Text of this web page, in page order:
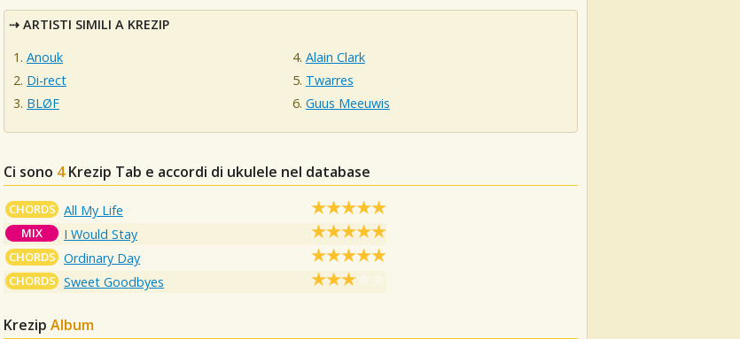
ARTISTI SIMILI A KREZIP
Anouk
Di-rect
BLØF
Alain Clark
Twarres
Guus Meeuwis
Ci sono 4 Krezip Tab e accordi di ukulele nel database
CHORDS All My Life
MIX I Would Stay
CHORDS Ordinary Day
CHORDS Sweet Goodbyes
Krezip Album